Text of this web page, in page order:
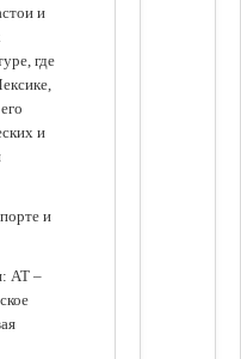
и
где
и
и
АТ –